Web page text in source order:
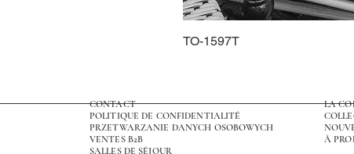
TO-1597T
CONTACT
LA
POLITIQUE DE CONFIDENTIALITÉ
PRZETWARZANIE DANYCH OSOBOWYCH
VENTES B2B
À
SALLES DE SÉJOUR